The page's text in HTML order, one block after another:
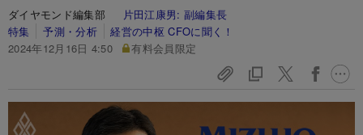
ダイヤモンド編集部 片田江康男:副編集長
特集
予測・分析
経営の中枢 CFOに聞く！
2024年12月16日 4:50
有料会員限定